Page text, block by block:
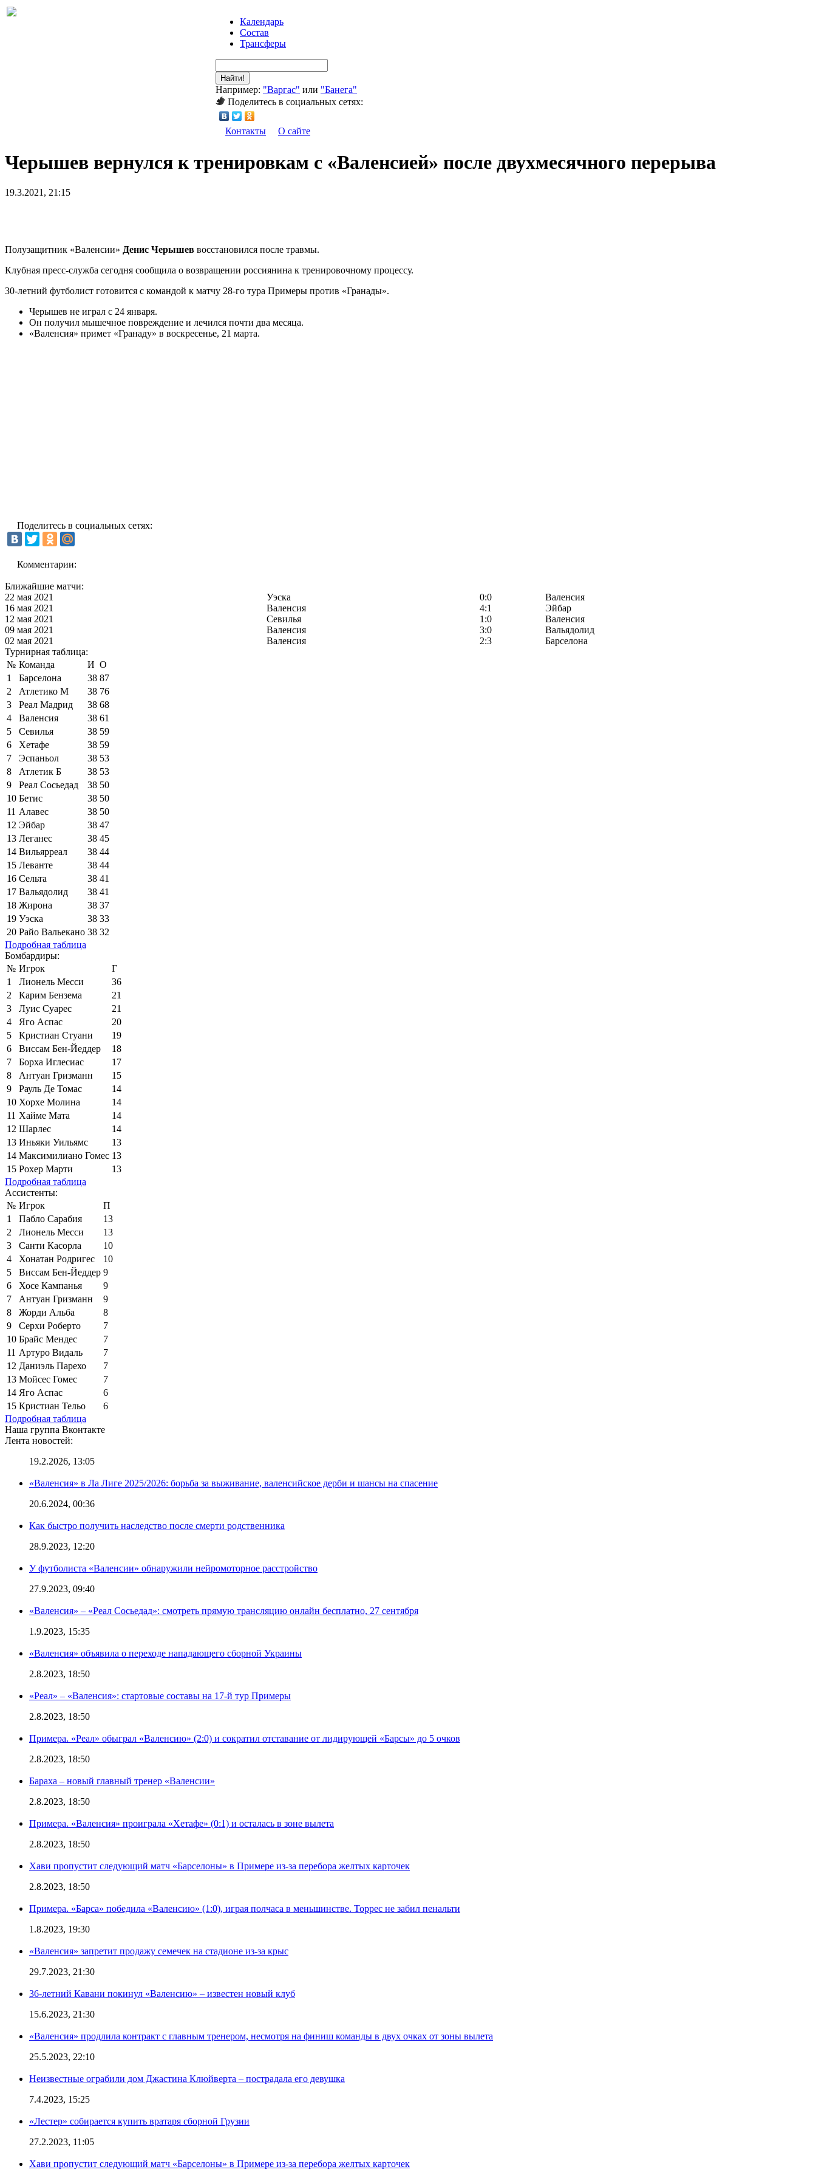
Календарь
Состав
Трансферы
Найти!
Например: "Варгас" или "Банега"
Поделитесь в социальных сетях:
Контакты О сайте
Черышев вернулся к тренировкам с «Валенсией» после двухмесячного перерыва
19.3.2021, 21:15
Полузащитник «Валенсии» Денис Черышев восстановился после травмы.
Клубная пресс-служба сегодня сообщила о возвращении россиянина к тренировочному процессу.
30-летний футболист готовится с командой к матчу 28-го тура Примеры против «Гранады».
Черышев не играл с 24 января.
Он получил мышечное повреждение и лечился почти два месяца.
«Валенсия» примет «Гранаду» в воскресенье, 21 марта.
Поделитесь в социальных сетях:
Комментарии:
Ближайшие матчи:
22 мая 2021
Уэска 0:0
Валенсия
16 мая 2021
Валенсия 4:1
Эйбар
12 мая 2021
Севилья 1:0
Валенсия
09 мая 2021
Валенсия 3:0
Вальядолид
02 мая 2021
Валенсия 2:3
Барселона
Турнирная таблица:
№ Команда И О
1
Барселона 38 87
2
Атлетико М 38 76
3
Реал Мадрид 38 68
4
Валенсия 38 61
5
Севилья 38 59
6
Хетафе 38 59
7
Эспаньол 38 53
8
Атлетик Б 38 53
9
Реал Сосьедад 38 50
10 Бетис 38 50
11 Алавес 38 50
12 Эйбар 38 47
13 Леганес 38 45
14 Вильярреал 38 44
15 Леванте 38 44
16 Сельта 38 41
17 Вальядолид 38 41
18 Жирона 38 37
19 Уэска 38 33
20 Райо Вальекано 38 32
Подробная таблица
Бомбардиры:
№ Игрок
Г
1
Лионель Месси
36
2
Карим Бензема
21
3
Луис Суарес
21
4
Яго Аспас
20
5
Кристиан Стуани
19
6
Виссам Бен-Йеддер
18
7
Борха Иглесиас
17
8
Антуан Гризманн
15
9
Рауль Де Томас
14
10 Хорхе Молина
14
11 Хайме Мата
14
12 Шарлес
14
13 Иньяки Уильямс
13
14 Максимилиано Гомес 13
15 Рохер Марти
13
Подробная таблица
Ассистенты:
№ Игрок
П
1
Пабло Сарабия
13
2
Лионель Месси
13
3
Санти Касорла
10
4
Хонатан Родригес
10
5
Виссам Бен-Йеддер 9
6
Хосе Кампанья
9
7
Антуан Гризманн
9
8
Жорди Альба
8
9
Серхи Роберто
7
10 Брайс Мендес
7
11 Артуро Видаль
7
12 Даниэль Парехо
7
13 Мойсес Гомес
7
14 Яго Аспас
6
15 Кристиан Тельо
6
Подробная таблица
Наша группа Вконтакте
Лента новостей:
19.2.2026, 13:05
«Валенсия» в Ла Лиге 2025/2026: борьба за выживание, валенсийское дерби и шансы на спасение
20.6.2024, 00:36
Как быстро получить наследство после смерти родственника
28.9.2023, 12:20
У футболиста «Валенсии» обнаружили нейромоторное расстройство
27.9.2023, 09:40
«Валенсия» – «Реал Сосьедад»: смотреть прямую трансляцию онлайн бесплатно, 27 сентября
1.9.2023, 15:35
«Валенсия» объявила о переходе нападающего сборной Украины
2.8.2023, 18:50
«Реал» – «Валенсия»: стартовые составы на 17-й тур Примеры
2.8.2023, 18:50
Примера. «Реал» обыграл «Валенсию» (2:0) и сократил отставание от лидирующей «Барсы» до 5 очков
2.8.2023, 18:50
Бараха – новый главный тренер «Валенсии»
2.8.2023, 18:50
Примера. «Валенсия» проиграла «Хетафе» (0:1) и осталась в зоне вылета
2.8.2023, 18:50
Хави пропустит следующий матч «Барселоны» в Примере из-за перебора желтых карточек
2.8.2023, 18:50
Примера. «Барса» победила «Валенсию» (1:0), играя полчаса в меньшинстве. Торрес не забил пенальти
1.8.2023, 19:30
«Валенсия» запретит продажу семечек на стадионе из-за крыс
29.7.2023, 21:30
36-летний Кавани покинул «Валенсию» – известен новый клуб
15.6.2023, 21:30
«Валенсия» продлила контракт с главным тренером, несмотря на финиш команды в двух очках от зоны вылета
25.5.2023, 22:10
Неизвестные ограбили дом Джастина Клюйверта – пострадала его девушка
7.4.2023, 15:25
«Лестер» собирается купить вратаря сборной Грузии
27.2.2023, 11:05
Хави пропустит следующий матч «Барселоны» в Примере из-за перебора желтых карточек